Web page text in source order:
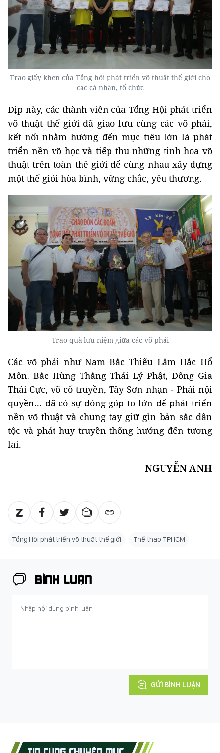
Trao giấy khen của Tổng hội phát triển võ thuật thế giới cho
các cá nhân, tổ chức
Dịp này, các thành viên của Tổng Hội phát triển
võ thuật thế giới đã giao lưu cùng các võ phái,
kết nối nhằm hướng đến mục tiêu lớn là phát
triển nền võ học và tiếp thu những tinh hoa võ
thuật trên toàn thế giới để cùng nhau xây dựng
một thế giới hòa bình, vững chắc, yêu thương.
Trao quà lưu niệm giữa các võ phái
Các võ phái như Nam Bắc Thiếu Lâm Hắc Hổ
Môn, Bắc Hùng Thắng Thái Lý Phật, Đông Gia
Thái Cực, võ cổ truyền, Tây Sơn nhạn - Phái nội
quyền... đã có sự đóng góp to lớn để phát triển
nền võ thuật và chung tay giữ gìn bản sắc dân
tộc và phát huy truyền thống hướng đến tương
lai.
NGUYỄN ANH
Tổng Hội phát triển võ thuật thế giới Thể thao TPHCM
BÌNH LUẬN
GỬI BÌNH LUẬN
TIN CÙNG CHUYÊN MỤC